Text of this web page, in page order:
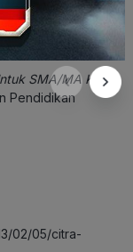
SMA/MA Kelas
Pendidikan
02/05/citra-